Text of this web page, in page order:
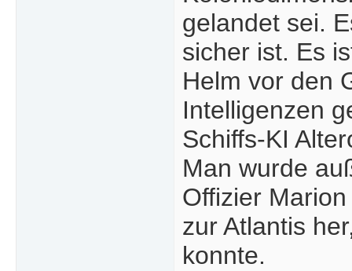
gelandet sei.
sicher ist. Es
Helm vor den
Intelligenzen
Schiffs-KI
Man wurde
Offizier
zur Atlantis
konnte.